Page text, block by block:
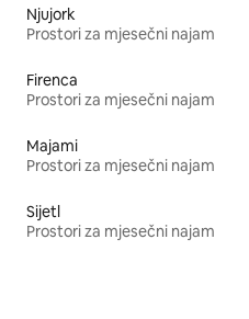
Njujork
Prostori za mjesečni najam
Firenca
Prostori za mjesečni najam
Majami
Prostori za mjesečni najam
Sijetl
Prostori za mjesečni najam